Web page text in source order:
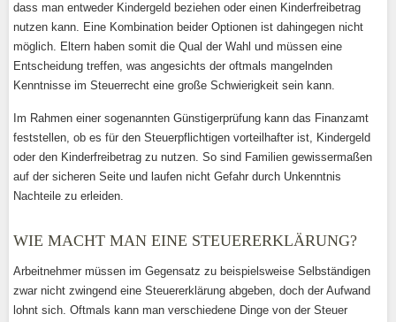
dass man entweder Kindergeld beziehen oder einen Kinderfreibetrag
nutzen kann. Eine Kombination beider Optionen ist dahingegen nicht
möglich. Eltern haben somit die Qual der Wahl und müssen eine
Entscheidung treffen, was angesichts der oftmals mangelnden
Kenntnisse im Steuerrecht eine große Schwierigkeit sein kann.
Im Rahmen einer sogenannten Günstigerprüfung kann das Finanzamt
feststellen, ob es für den Steuerpflichtigen vorteilhafter ist, Kindergeld
oder den Kinderfreibetrag zu nutzen. So sind Familien gewissermaßen
auf der sicheren Seite und laufen nicht Gefahr durch Unkenntnis
Nachteile zu erleiden.
WIE MACHT MAN EINE STEUERERKLÄRUNG?
Arbeitnehmer müssen im Gegensatz zu beispielsweise Selbständigen
zwar nicht zwingend eine Steuererklärung abgeben, doch der Aufwand
lohnt sich. Oftmals kann man verschiedene Dinge von der Steuer